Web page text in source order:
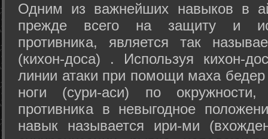
Одним из важнейших навыков в
прежде всего на защиту и
противника, является так
(кихон-доса) . Используя кихон-
линии атаки при помощи маха
ноги (сури-аси) по
противника в невыгодное
навык называется ири-ми